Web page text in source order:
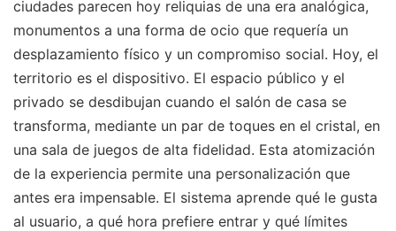
ciudades parecen hoy reliquias de una era analógica,
monumentos a una forma de ocio que requería un
desplazamiento físico y un compromiso social. Hoy, el
territorio es el dispositivo. El espacio público y el
privado se desdibujan cuando el salón de casa se
transforma, mediante un par de toques en el cristal, en
una sala de juegos de alta fidelidad. Esta atomización
de la experiencia permite una personalización que
antes era impensable. El sistema aprende qué le gusta
al usuario, a qué hora prefiere entrar y qué límites